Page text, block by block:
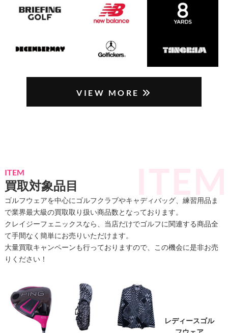
VIEW MORE
ITEM
買取対象品目
ゴルフウェアを中心にゴルフクラブやキャディバッグ、練習用品ま
で業界最大級の買取取り扱い商品数となっております。
クレイジーフェニックスなら、当店だけでゴルフに関連する商品全
て手間なく簡単にお売りいただけます。
大量買取キャンペーンも行っておりますので、この機会に是非お売
りください！